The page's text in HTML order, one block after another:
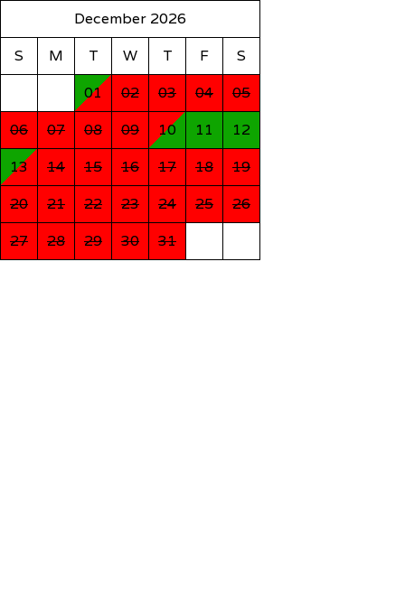
December 2026
S
M T W T F
S
01
02 03 04
05
06
07 08 09 10 11
12
13
14 15 16 17 18
19
20
21 22 23 24 25
26
27
28 29 30 31